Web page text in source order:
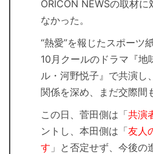
ORICON NEWSの取材
なかった。
“熱愛”を報じたスポーツ
10月クールのドラマ『地
ル・河野悦子』で共演し
関係を深め、まだ交際間
この日、菅田側は「共演
ントし、本田側は「友人
す 」と否定せず、今後の